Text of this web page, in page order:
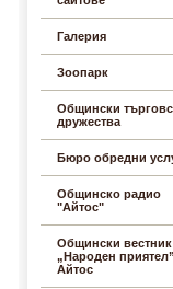
Галерия
Зоопарк
Общински
дружества
Бюро обредни
Общинско радио
"Айтос"
Общински вестник
„Народен
Айтос